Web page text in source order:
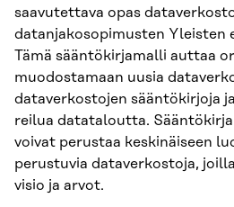
saavutettava opas
datanjakosopimusten Yleisten
Tämä sääntökirjamalli auttaa
muodostamaan uusia
dataverkostojen sääntökirjoja
reilua datataloutta.
voivat perustaa keskinäiseen
perustuvia dataverkostoja,
visio ja arvot.